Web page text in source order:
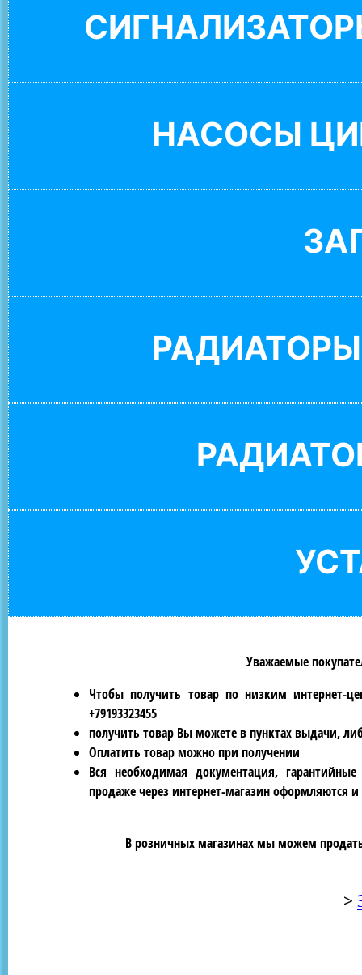
НАСОСЫ
Уважаемые
Чтобы получить товар по низким интернет-
+79193323455
получить товар Вы можете в пунктах выдачи,
Оплатить товар можно при получении
Вся необходимая документация,
продаже через интернет-магазин оформляются
В розничных магазинах мы можем
>